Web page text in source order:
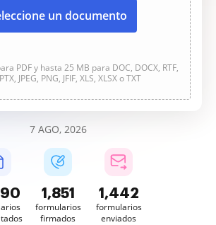
un documento
PDF y hasta 25 MB para DOC, DOCX, RTF,
JPEG, PNG, JFIF, XLS, XLSX o TXT
7 AGO, 2026
1,851
formularios
firmados
1,442
formularios
enviados